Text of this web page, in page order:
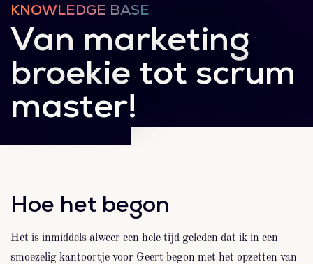
KNOWLEDGE BASE
Van marketing
broekie tot scrum
master!
Hoe het begon
Het is inmiddels alweer een hele tijd geleden dat ik in een
smoezelig kantoortje voor Geert begon met het opzetten van